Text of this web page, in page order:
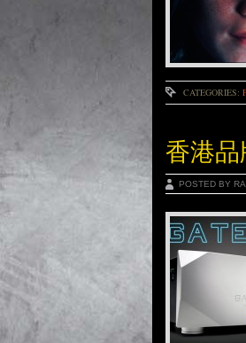
CATEGORIES:
香港品
POSTED BY